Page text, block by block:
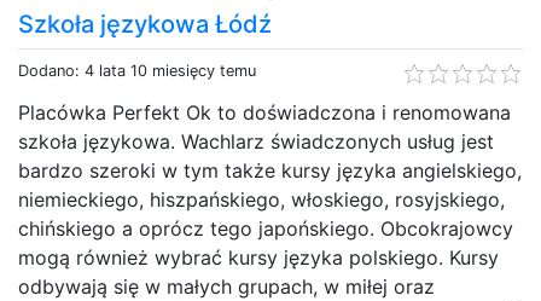
Szkoła językowa Łódź
Dodano: 4 lata 10 miesięcy temu
Placówka Perfekt Ok to doświadczona i renomowana
szkoła językowa. Wachlarz świadczonych usług jest
bardzo szeroki w tym także kursy języka angielskiego,
niemieckiego, hiszpańskiego, włoskiego, rosyjskiego,
chińskiego a oprócz tego japońskiego. Obcokrajowcy
mogą również wybrać kursy języka polskiego. Kursy
odbywają się w małych grupach, w miłej oraz